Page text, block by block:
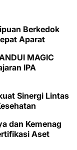
Berkedok
Aparat
MAGIC
IPA
Sinergi Lintas
dan Kemenag
Aset